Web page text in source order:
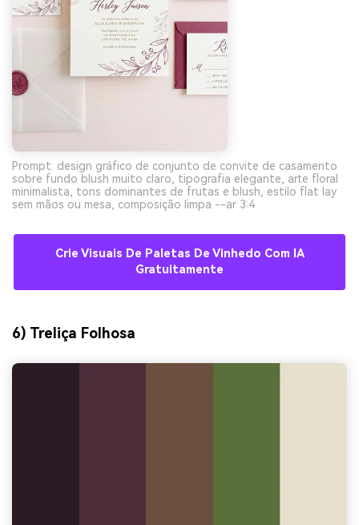
Prompt: design gráfico de conjunto de convite de casamento
sobre fundo blush muito claro, tipografia elegante, arte floral
minimalista, tons dominantes de frutas e blush, estilo flat lay
sem mãos ou mesa, composição limpa --ar 3:4
Crie Visuais De Paletas De Vinhedo Com IA
Gratuitamente
6) Treliça Folhosa